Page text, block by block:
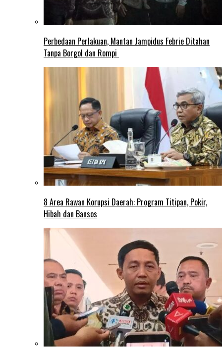
Perbedaan Perlakuan, Mantan Jampidus Febrie Ditahan
Tanpa Borgol dan Rompi
8 Area Rawan Korupsi Daerah: Program Titipan, Pokir,
Hibah dan Bansos